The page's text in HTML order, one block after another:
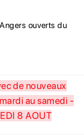
ouverts du
de nouveaux
au samedi -
8 AOUT